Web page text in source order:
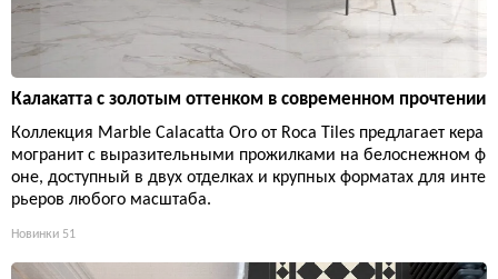
Калакатта с золотым оттенком в современном прочтении
Коллекция Marble Calacatta Oro от Roca Tiles предлагает кера
могранит с выразительными прожилками на белоснежном ф
оне, доступный в двух отделках и крупных форматах для инте
рьеров любого масштаба.
Новинки 51